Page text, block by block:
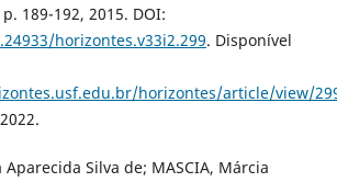
189-192, 2015. DOI:
horizontes.v33i2.299. Disponível
horizontes/article/view/
Aparecida Silva de; MASCIA, Márcia